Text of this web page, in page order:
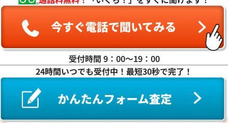
受付時間 9：00〜19：00
24時間いつでも受付中！最短30秒で完了！